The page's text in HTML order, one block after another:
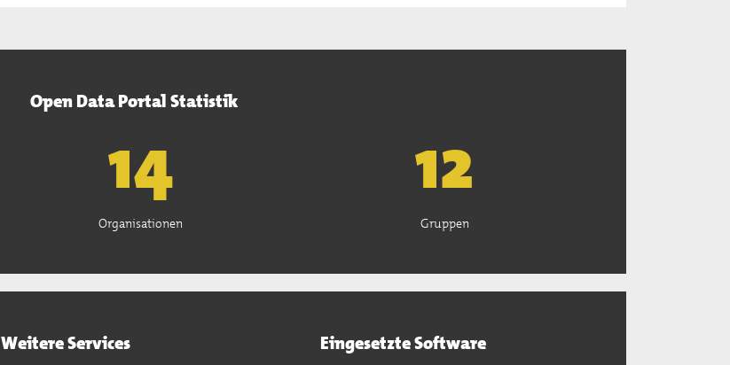
Open Data Portal Statistik
15
Organisationen
13
Gruppen
Weitere Services Eingesetzte Software